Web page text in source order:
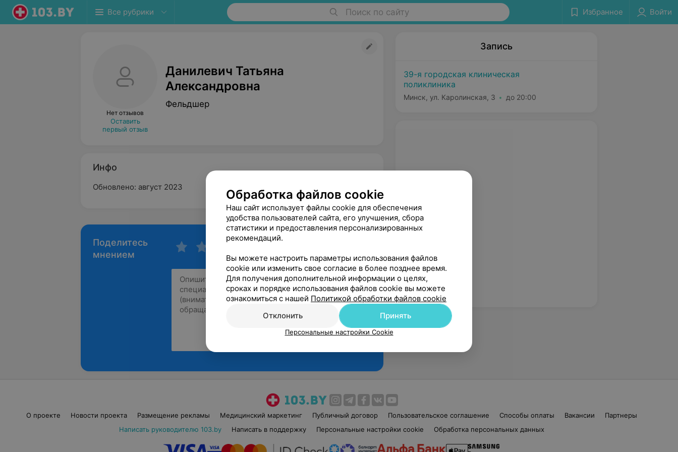
Все рубрики Поиск по сайту Избранное Войти
Нет отзывов
Оставить
первый отзыв
Данилевич Татьяна
Александровна
Фельдшер
Инфо
Обновлено: август 2023
Поделитесь
мнением
Запись
39-я городская клиническая
поликлиника
Минск, ул. Каролинская, 3 до 20:00
О проекте Новости проекта Размещение рекламы Медицинский маркетинг Публичный договор Пользовательское соглашение Способы оплаты Вакансии
Партнеры
Написать руководителю 103.by
Написать в поддержку Персональные настройки cookie Обработка персональных данных
Обработка файлов cookie
Наш сайт использует файлы cookie для обеспечения
удобства пользователей сайта, его улучшения, сбора
статистики и предоставления персонализированных
рекомендаций.
Вы можете настроить параметры использования файлов
cookie или изменить свое согласие в более позднее время.
Для получения дополнительной информации о целях,
сроках и порядке использования файлов cookie вы можете
ознакомиться с нашей Политикой обработки файлов cookie
Отклонить
Принять
Персональные настройки Cookie